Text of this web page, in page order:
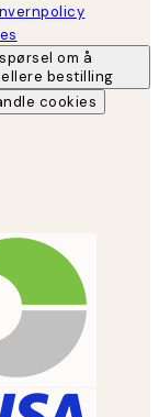
om å
bestilling
cookies